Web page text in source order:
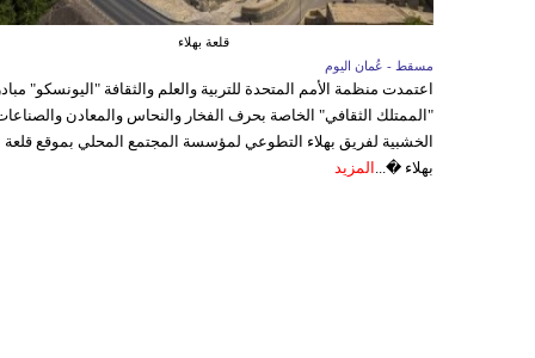
قلعة بهلاء
مسقط - عُمان اليوم
اعتمدت منظمة الأمم المتحدة للتربية والعلم والثقافة "اليونسكو"
"الممتلك الثقافي" الخاصة بحرف الفخار والنحاس والمعادن
الخشبية لفريق بهلاء التطوعي لمؤسسة المجتمع المحلي بموقع قلعة
بهلاء �... المزيد